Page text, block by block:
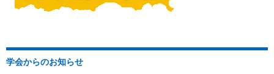
学会からのお知らせ